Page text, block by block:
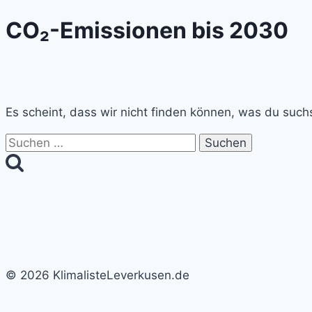
CO₂-Emissionen bis 2030
Es scheint, dass wir nicht finden können, was du
Suchen
nach:
© 2026 KlimalisteLeverkusen.de